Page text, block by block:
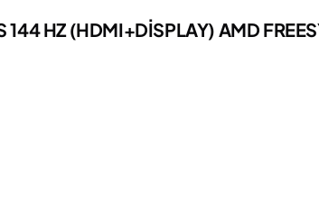
144 HZ (HDMI+DİSPLAY) AMD